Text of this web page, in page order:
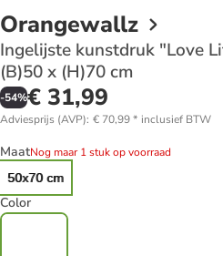
Orangewallz
Ingelijste kunstdruk "Love
(B)50 x (H)70 cm
-54%€ 31,99
Adviesprijs (AVP): € 70,99* inclusief BTW
MaatNog maar 1 stuk op voorraad
50x70 cm
Color